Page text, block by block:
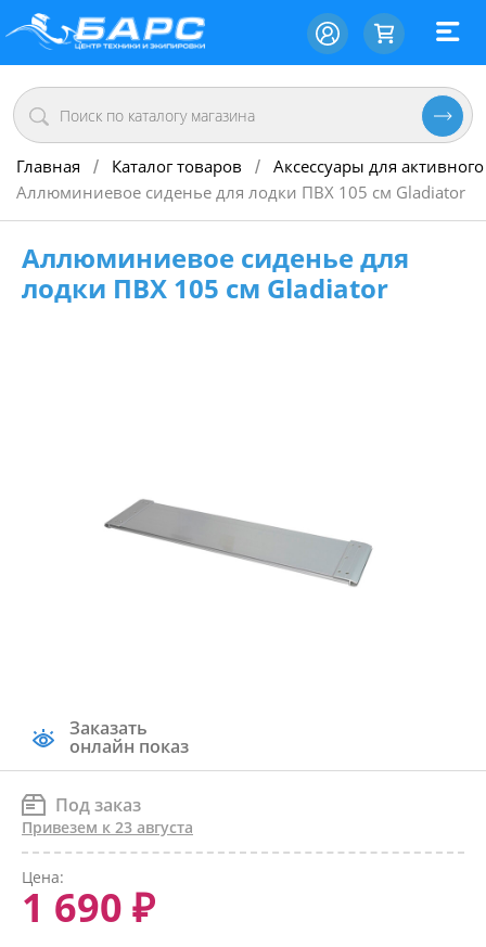
Главная / Каталог товаров / Аксессуары для
Аллюминиевое сиденье для лодки ПВХ 105 см Gladiator
Аллюминиевое сиденье для
лодки ПВХ 105 см Gladiator
Заказать
онлайн показ
Под заказ
Привезем к 23 августа
Цена:
1 690 ₽